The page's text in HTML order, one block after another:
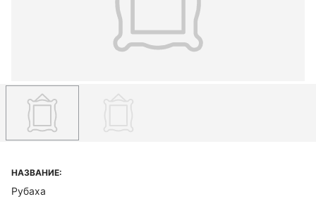
НАЗВАНИЕ:
Рубаха